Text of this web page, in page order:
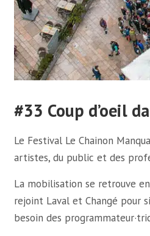
#33 Coup d’oeil
Le Festival Le Chainon
artistes, du public et des
La mobilisation se retrouve
rejoint Laval et Changé pour
besoin des